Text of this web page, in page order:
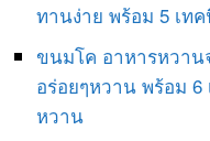
ทานง่าย พร้อม 5 เท
ขนมโค อาหารหวา
อร่อยๆหวาน พร้อม
หวาน